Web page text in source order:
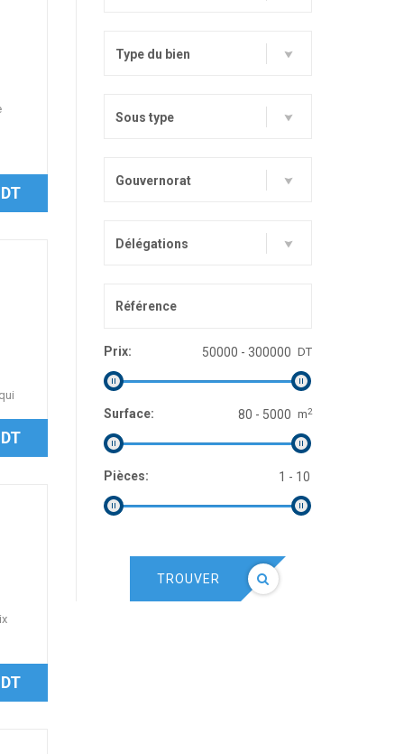
Type du bien
Sous type
Gouvernorat
Délégations
Prix: DT
Surface: m2
Pièces:
TROUVER